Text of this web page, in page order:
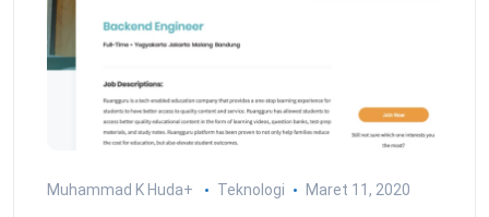
Muhammad K Huda+ Teknologi Maret 11, 2020